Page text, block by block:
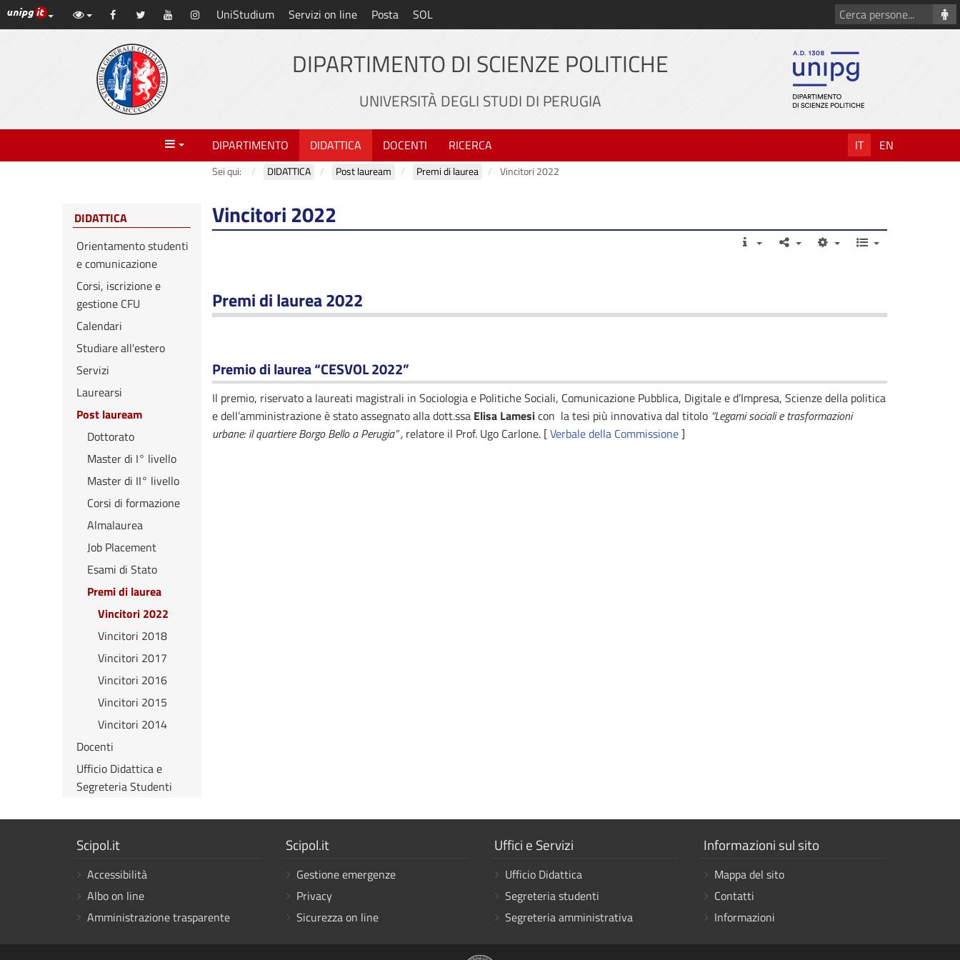
Vai
al
Link ai principali servizi web di Ateneo
Facebook Twitter YouTube Instagram
UniStudium Servizi on line Posta SOL
Cerca
persone
DIPARTIMENTO DI SCIENZE POLITICHE
UNIVERSITÀ DEGLI STUDI DI PERUGIA
Menu DIPARTIMENTO DIDATTICA DOCENTI RICERCA IT EN
Sei qui: DIDATTICA Post lauream Premi di laurea Vincitori 2022
Vincitori 2022
Premi di laurea 2022
Premio di laurea “CESVOL 2022”
Il premio, riservato a laureati magistrali in Sociologia e Politiche Sociali, Comunicazione Pubblica, Digitale e d’Impresa, Scienze della politica
e dell’amministrazione è stato assegnato alla dott.ssa Elisa Lamesicon la tesi più innovativa dal titolo “Legami sociali e trasformazioni
urbane: il quartiere Borgo Bello a Perugia” , relatore il Prof. Ugo Carlone. [Verbale della Commissione]
DIDATTICA
Orientamento studenti
e comunicazione
Corsi, iscrizione e
gestione CFU
Calendari
Studiare all'estero
Servizi
Laurearsi
Post lauream
Dottorato
Master di I° livello
Master di II° livello
Corsi di formazione
Almalaurea
Job Placement
Esami di Stato
Premi di laurea
Vincitori 2022
Vincitori 2018
Vincitori 2017
Vincitori 2016
Vincitori 2015
Vincitori 2014
Docenti
Ufficio Didattica e
Segreteria Studenti
Mostra
link
Scipol.it
Accessibilità
Albo on line
Amministrazione trasparente
Mostra
link
Scipol.it
Gestione emergenze
Privacy
Sicurezza on line
Mostra
link
Uffici e Servizi
Ufficio Didattica
Segreteria studenti
Segreteria amministrativa
Mostra
link
Informazioni sul sito
Mappa del sito
Contatti
Informazioni